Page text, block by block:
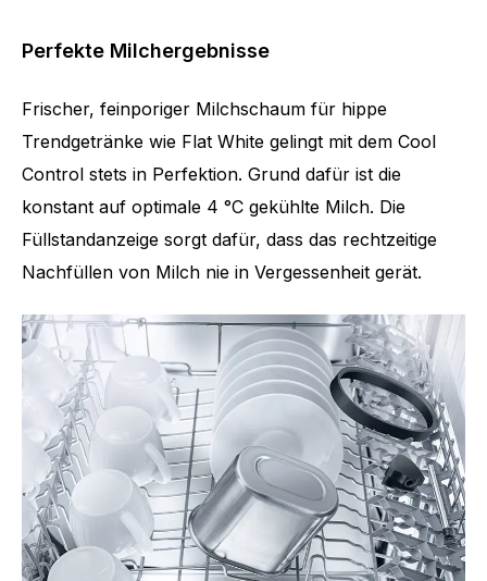
Perfekte Milchergebnisse
Frischer, feinporiger Milchschaum für hippe
Trendgetränke wie Flat White gelingt mit dem Cool
Control stets in Perfektion. Grund dafür ist die
konstant auf optimale 4 °C gekühlte Milch. Die
Füllstandanzeige sorgt dafür, dass das rechtzeitige
Nachfüllen von Milch nie in Vergessenheit gerät.